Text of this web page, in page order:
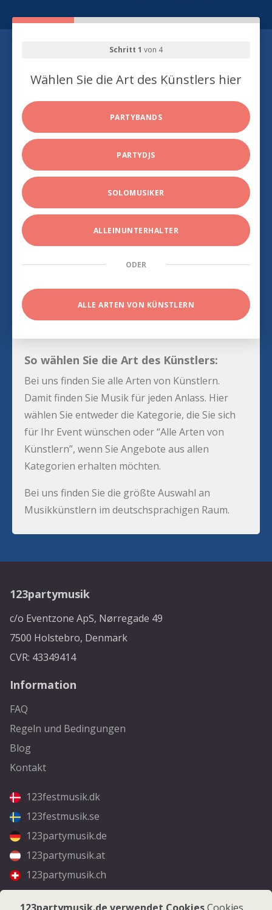
Schritt 1 von 4
Wählen Sie die Art des Künstlers hier
PARTYBANDS
PARTYDJS
SOLOMUSIKER
ALLEINUNTERHALTER
ODER
ALLE ARTEN VON KÜNSTLERN
So wählen Sie die Art des Künstlers:
Bei uns finden Sie alle Arten von Künstlern.
Damit finden Sie Musik für jeden Anlass. Hier
wählen Sie entweder die Kategorie, die Sie sich
für Ihr Event wünschen oder “Alle Arten von
Künstlern”, wenn Sie Angebote aus allen
Kategorien erhalten möchten.
Bei uns finden Sie die größte Auswahl an
Musikkünstlern im deutschsprachigen Raum.
123partymusik
c/o Eventzone ApS, Nørregade 49
7500 Holstebro, Denmark
CVR: 43349414
Information
FAQ
Regeln und Bedingungen
Blog
Kontakt
123festmusik.dk
123festmusik.se
123partymusik.de
123partymusik.at
123partymusik.ch
Folgen Sie uns